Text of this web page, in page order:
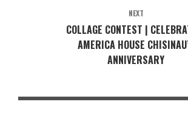
NEXT
COLLAGE CONTEST |
AMERICA HOUSE
ANNIVERSARY